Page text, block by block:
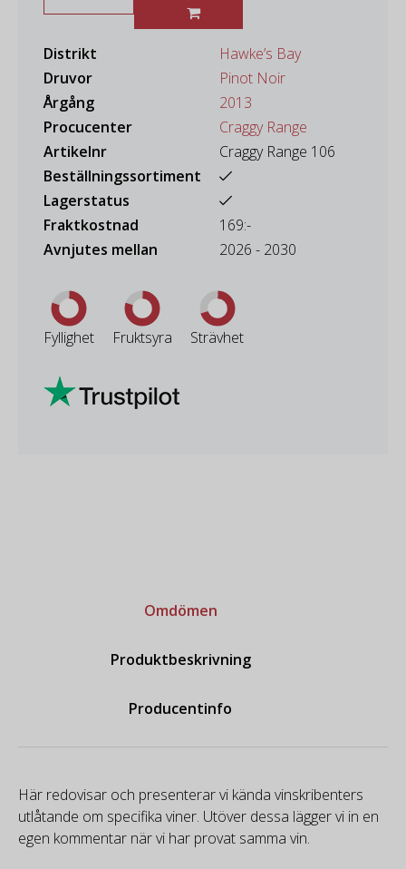
Distrikt
Hawke’s Bay
Druvor
Pinot Noir
Årgång
2013
Procucenter
Craggy Range
Artikelnr
Craggy Range 106
Beställningssortiment
Lagerstatus
Fraktkostnad
169:-
Avnjutes mellan
2026 - 2030
Fyllighet Fruktsyra Strävhet
Omdömen
Produktbeskrivning
Producentinfo
Här redovisar och presenterar vi kända vinskribenters
utlåtande om specifika viner. Utöver dessa lägger vi in en
egen kommentar när vi har provat samma vin.